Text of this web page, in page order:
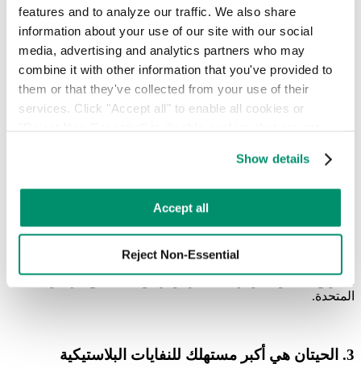
features and to analyze our traffic. We also share
information about your use of our site with our social
media, advertising and analytics partners who may
combine it with other information that you've provided to
them or that they've collected from your use of their
services. Click "Accept all" to enable all cookies or
preferences by toggling the different kinds of cookies.
Privacy Policy.
Show details
Accept all
Reject Non-Essential
1. التعهدات التجارية بشأن التلوث بالبلاستيك من المرجح
أن يتم نقضها
وجد تقرير صادر عن مؤسسة إلين ماك آرثر وبرنامج الأمم المتحدة
العالمي الجديد للبلاستيك - والذي شهد تعهد الشركات بإعادة
استخدام العبوات البلاستيكية القابلة لإعادة الاستخدام أو القابلة
الناس في رفع الدعاوى القضائية
قدر تقرير أن الالتزامات المتعلقة بالتلوث البلاستيكي ستكلف
حيث يقاضي الناس بسبب الأضرار. ومن
المتحدة.
3. الحيتان هي أكبر مستهلك للنفايات البلاستيكية